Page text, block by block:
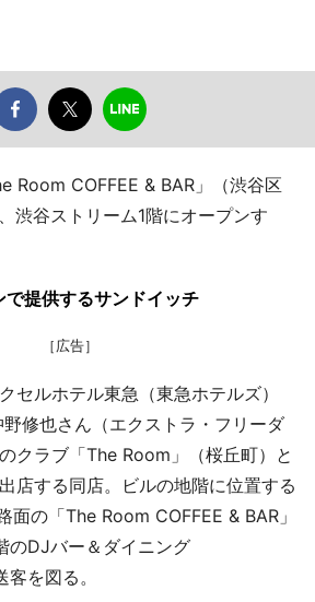
Room COFFEE & BAR」（渋谷区
渋谷ストリーム1階にオープンす
で提供するサンドイッチ
［広告］
セルホテル東急（東急ホテルズ）
修也さん（エクストラ・フリーダ
クラブ「The Room」（桜丘町）と
店する同店。ビルの地階に位置する
面の「The Room COFFEE & BAR」
のDJバー＆ダイニング
客を図る。